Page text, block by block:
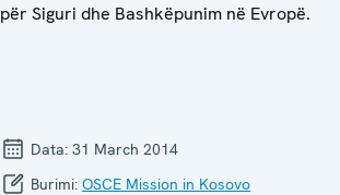
për Siguri dhe Bashkëpunim në Evropë.
Data: 31 March 2014
Burimi: OSCE Mission in Kosovo